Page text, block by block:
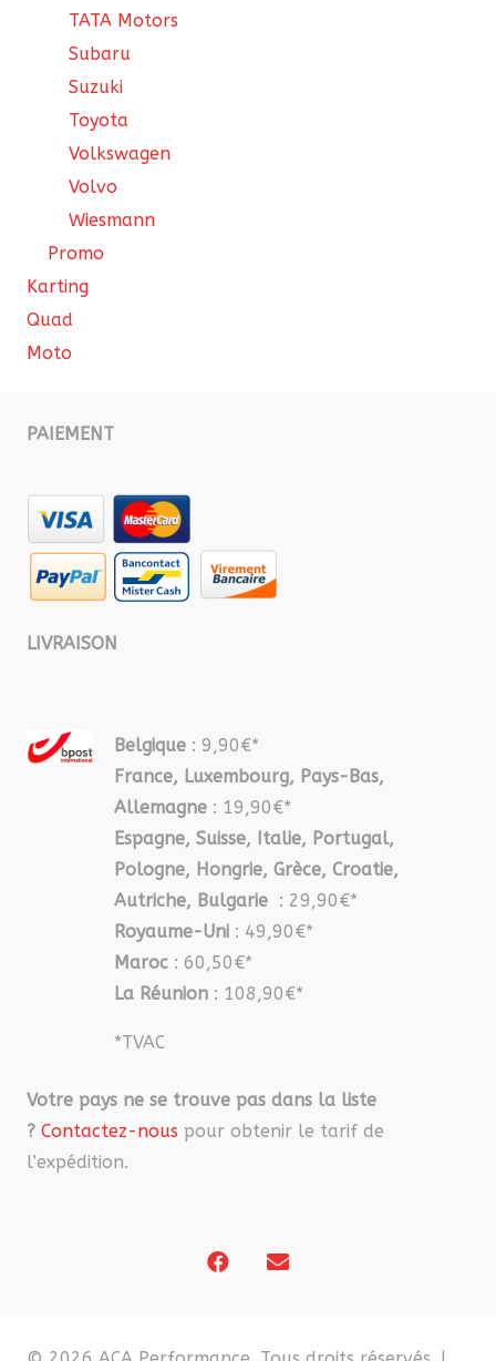
TATA Motors
Subaru
Suzuki
Toyota
Volkswagen
Volvo
Wiesmann
Promo
Karting
Quad
Moto
PAIEMENT
LIVRAISON
Belgique : 9,90€*
France, Luxembourg, Pays-Bas,
Allemagne : 19,90€*
Espagne, Suisse, Italie, Portugal,
Pologne, Hongrie, Grèce, Croatie,
Autriche, Bulgarie : 29,90€*
Royaume-Uni : 49,90€*
Maroc : 60,50€*
La Réunion : 108,90€*
*TVAC
Votre pays ne se trouve pas dans la liste
? Contactez-nous pour obtenir le tarif de
l’expédition.